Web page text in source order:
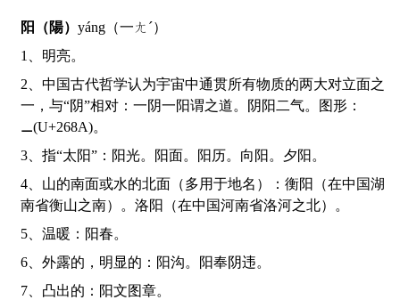
阳（陽） yáng（一ㄤˊ）
1、明亮。
2、中国古代哲学认为宇宙中通贯所有物质的两大对立面之
一，与“阴”相对：一阴一阳谓之道。阴阳二气。图形：
⚊(U+268A)。
3、指“太阳”：阳光。阳面。阳历。向阳。夕阳。
4、山的南面或水的北面（多用于地名）：衡阳（在中国湖
南省衡山之南）。洛阳（在中国河南省洛河之北）。
5、温暖：阳春。
6、外露的，明显的：阳沟。阳奉阴违。
7、凸出的：阳文图章。